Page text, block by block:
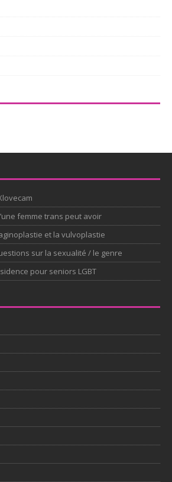
femme trans peut avoir
et la vulvoplastie
sur la sexualité / le genre
pour seniors LGBT